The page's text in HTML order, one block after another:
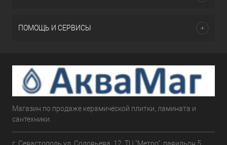
ПОМОЩЬ И СЕРВИСЫ
Магазин по продаже керамической плитки, ламината и
сантехники.